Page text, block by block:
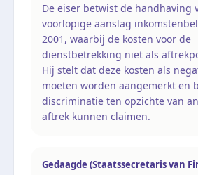
De eiser betwist de handhaving
voorlopige aanslag
2001, waarbij de kosten voor de
dienstbetrekking niet als
Hij stelt dat deze kosten als
moeten worden aangemerkt en
discriminatie ten opzichte van
aftrek kunnen claimen.
Gedaagde (Staatssecretaris van